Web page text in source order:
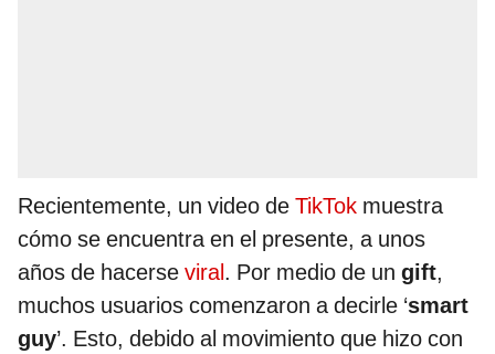
Recientemente, un video de TikTok muestra
cómo se encuentra en el presente, a unos
años de hacerse viral. Por medio de un gift,
muchos usuarios comenzaron a decirle ‘smart
guy’. Esto, debido al movimiento que hizo con